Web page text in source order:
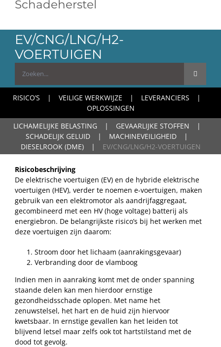
Schadeherstel
EV/CNG/LNG/H2-
VOERTUIGEN
naar:
RISICO’S VEILIGE WERKWIJZE
LEVERANCIERS
OPLOSSINGEN
LICHAMELIJKE BELASTING
GEVAARLIJKE STOFFEN
SCHADELIJK GELUID
MACHINEVEILIGHEID
DIESELROOK (DME)
EV/CNG/LNG/H2-VOERTUIGEN
Risicobeschrijving
De elektrische voertuigen (EV) en de hybride elektrische
voertuigen (HEV), verder te noemen e-voertuigen, maken
gebruik van een elektromotor als aandrijfaggregaat,
gecombineerd met een HV (hoge voltage) batterij als
energiebron. De belangrijkste risico’s bij het werken met
deze voertuigen zijn daarom:
Stroom door het lichaam (aanrakingsgevaar)
Verbranding door de vlamboog
Indien men in aanraking komt met de onder spanning
staande delen kan men hierdoor ernstige
gezondheidsschade oplopen. Met name het
zenuwstelsel, het hart en de huid zijn hiervoor
kwetsbaar. In ernstige gevallen kan het leiden tot
blijvend letsel maar zelfs ook tot hartstilstand met de
dood tot gevolg.